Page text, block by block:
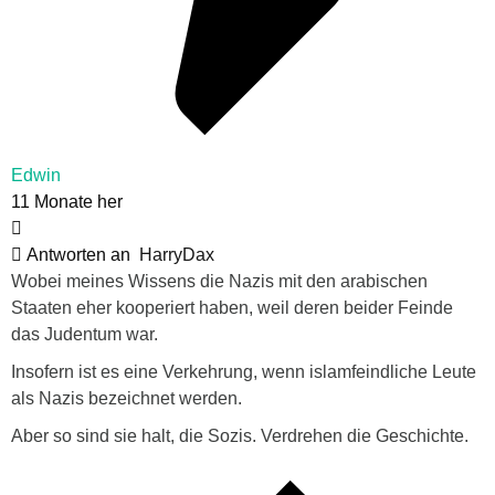
Edwin
11 Monate her
Antworten an
HarryDax
Wobei meines Wissens die Nazis mit den arabischen
Staaten eher kooperiert haben, weil deren beider Feinde
das Judentum war.
Insofern ist es eine Verkehrung, wenn islamfeindliche Leute
als Nazis bezeichnet werden.
Aber so sind sie halt, die Sozis. Verdrehen die Geschichte.